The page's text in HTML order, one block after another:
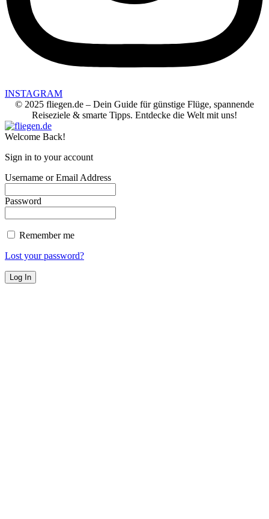
INSTAGRAM
© 2025 fliegen.de – Dein Guide für günstige Flüge, spannende
Reiseziele & smarte Tipps. Entdecke die Welt mit uns!
Welcome Back!
Sign in to your account
Username or Email Address
Password
Remember me
Lost your password?